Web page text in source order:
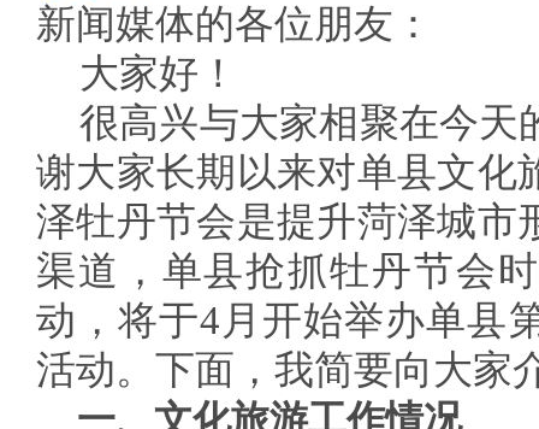
新闻媒体的各位朋友：
大家好！
很高兴与大家相聚在今天
谢大家长期以来对单县文化
泽牡丹节会是提升菏泽城市
渠道，单县抢抓牡丹节会
动，将于4月开始举办单县
活动。下面，我简要向大家
一、文化旅游工作情况